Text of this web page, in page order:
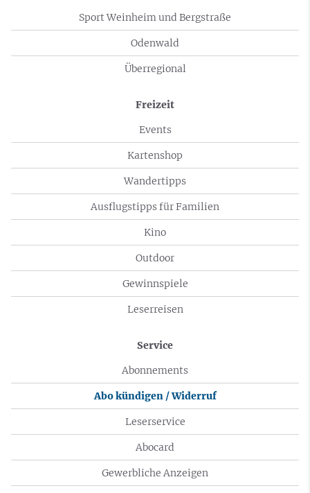
Sport Weinheim und Bergstraße
Odenwald
Überregional
Freizeit
Events
Kartenshop
Wandertipps
Ausflugstipps für Familien
Kino
Outdoor
Gewinnspiele
Leserreisen
Service
Abonnements
Abo kündigen / Widerruf
Leserservice
Abocard
Gewerbliche Anzeigen